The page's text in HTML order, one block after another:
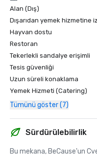
Alan (Dış)
Dışarıdan yemek hizmetine
Hayvan dostu
Restoran
Tekerlekli sandalye erişimli
Tesis güvenliği
Uzun süreli konaklama
Yemek Hizmeti (Catering)
Tümünü göster (7)
Sürdürülebilirlik
Bu mekana, BeCause'un